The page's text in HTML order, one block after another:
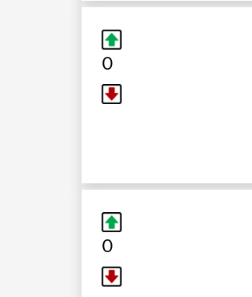
0
0